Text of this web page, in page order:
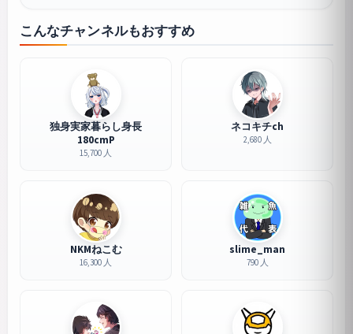
こんなチャンネルもおすすめ
独身実家暮らし身長
180cmP
15,700 人
ネコキチch
2,680 人
NKMねこむ
16,300 人
slime_man
790 人